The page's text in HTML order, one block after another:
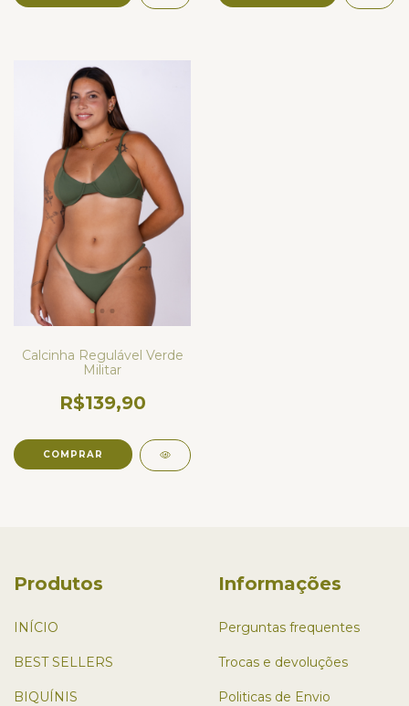
Calcinha Regulável Verde
Militar
R$139,90
COMPRAR
Produtos
INÍCIO
BEST SELLERS
BIQUÍNIS
Informações
Perguntas frequentes
Trocas e devoluções
Politicas de Envio